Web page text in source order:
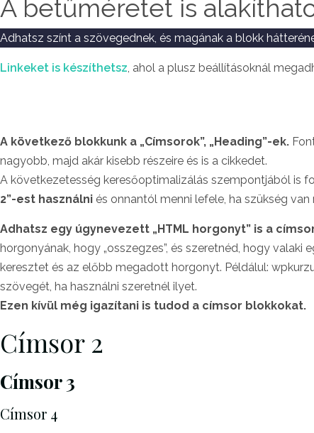
A betűméretet is
Adhatsz színt a szövegednek, és magának a blokk
Linkeket is készíthetsz, ahol a plusz beállításoknál
A következő blokkunk a „Címsorok”, „Heading”-ek.
nagyobb, majd akár kisebb részeire és is a cikkedet.
A következetesség keresőoptimalizálás szempontjából is
2”-est használni és onnantól menni lefele, ha szükség
Adhatsz egy úgynevezett „HTML horgonyt” is a
horgonyának, hogy „osszegzes”, és szeretnéd, hogy
keresztet és az előbb megadott horgonyt. Példálul:
szövegét, ha használni szeretnél ilyet.
Ezen kívül még igazítani is tudod a címsor blokkokat.
Címsor 2
Címsor 3
Címsor 4